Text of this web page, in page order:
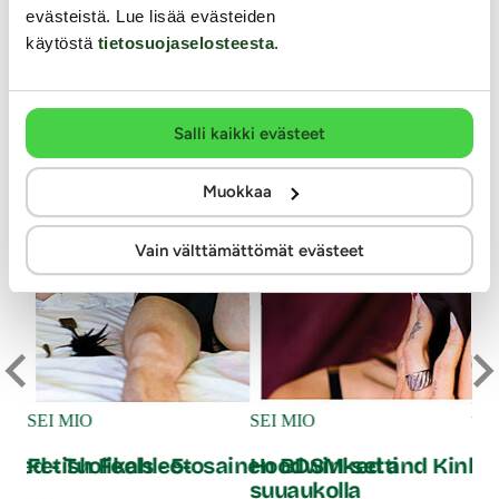
evästeistä. Lue lisää evästeiden
käytöstä tietosuojaselosteesta.
Salli kaikki evästeet
Muokkaa
Vain välttämättömät evästeet
- Tuolikahleet
YKSINOIKEUS
SEI MIO
Fetish Feels - 5-osainen BDSM-setti
SEI MIO
Hoodwinked and
suuaukolla